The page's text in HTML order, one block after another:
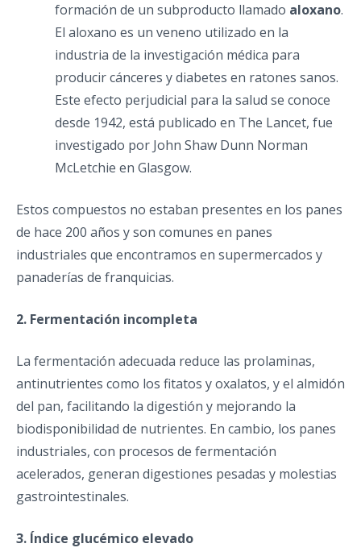
formación de un subproducto llamado aloxano.
El aloxano es un veneno utilizado en la
industria de la investigación médica para
producir cánceres y diabetes en ratones sanos.
Este efecto perjudicial para la salud se conoce
desde 1942, está publicado en The Lancet, fue
investigado por John Shaw Dunn Norman
McLetchie en Glasgow.
Estos compuestos no estaban presentes en los panes
de hace 200 años y son comunes en panes
industriales que encontramos en supermercados y
panaderías de franquicias.
2. Fermentación incompleta
La fermentación adecuada reduce las prolaminas,
antinutrientes como los fitatos y oxalatos, y el almidón
del pan, facilitando la digestión y mejorando la
biodisponibilidad de nutrientes. En cambio, los panes
industriales, con procesos de fermentación
acelerados, generan digestiones pesadas y molestias
gastrointestinales.
3. Índice glucémico elevado